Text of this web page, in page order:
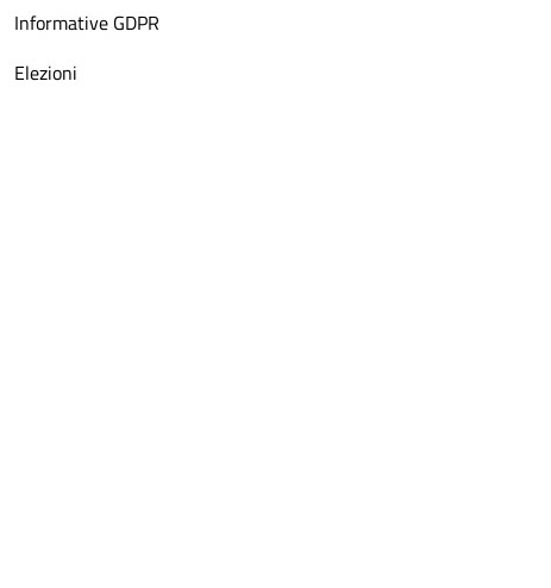
Informative GDPR
Elezioni